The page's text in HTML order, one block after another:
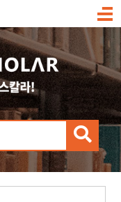
메
검